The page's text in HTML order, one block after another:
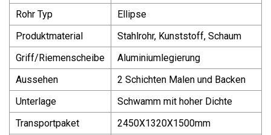
Rohr Typ
Ellipse
Produktmaterial
Stahlrohr, Kunststoff, Schaum
Griff/Riemenscheibe
Aluminiumlegierung
Aussehen
2 Schichten Malen und Backen
Unterlage
Schwamm mit hoher Dichte
Transportpaket
2450X1320X1500mm